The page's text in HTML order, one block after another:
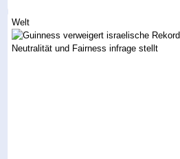
Welt